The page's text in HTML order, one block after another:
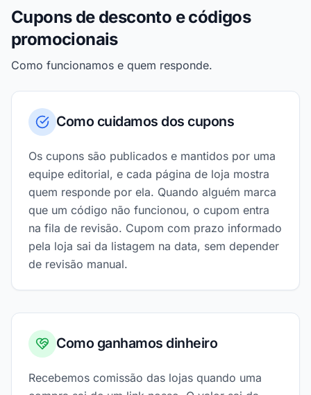
Cupons de desconto e códigos
promocionais
Como funcionamos e quem responde.
Como cuidamos dos cupons
Os cupons são publicados e mantidos por uma
equipe editorial, e cada página de loja mostra
quem responde por ela. Quando alguém marca
que um código não funcionou, o cupom entra
na fila de revisão. Cupom com prazo informado
pela loja sai da listagem na data, sem depender
de revisão manual.
Como ganhamos dinheiro
Recebemos comissão das lojas quando uma